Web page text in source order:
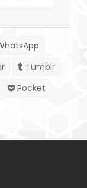
Tumblr
Pocket